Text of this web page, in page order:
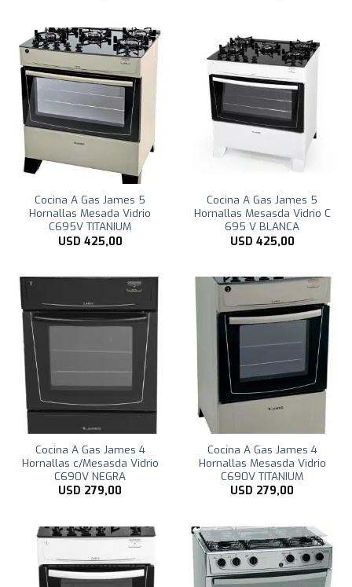
Cocina A Gas James 5
Hornallas Mesada Vidrio
C695V TITANIUM
USD 425,00
Cocina A Gas James 5
Hornallas Mesasda Vidrio C
695 V BLANCA
USD 425,00
Cocina A Gas James 4
Hornallas c/Mesasda Vidrio
C690V NEGRA
USD 279,00
Cocina A Gas James 4
Hornallas Mesasda Vidrio
C690V TITANIUM
USD 279,00